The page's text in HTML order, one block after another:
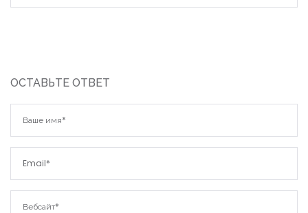
ОСТАВЬТЕ ОТВЕТ